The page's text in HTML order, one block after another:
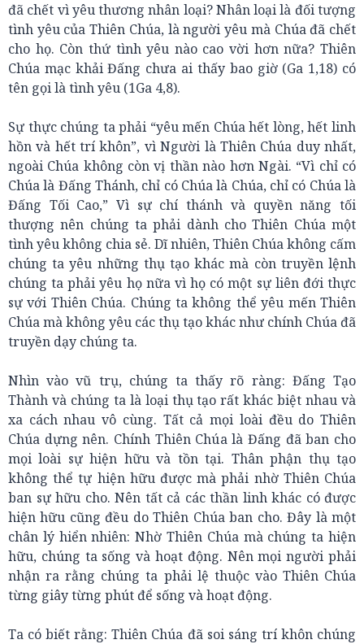
đã chết vì yêu thương nhân loại? Nhân loại là đối tượng
tình yêu của Thiên Chúa, là người yêu mà Chúa đã chết
cho họ. Còn thứ tình yêu nào cao vời hơn nữa? Thiên
Chúa mạc khải Đấng chưa ai thấy bao giờ (Ga 1,18) có
tên gọi là tình yêu (1Ga 4,8).
Sự thực chúng ta phải “yêu mến Chúa hết lòng, hết linh
hồn và hết trí khôn”, vì Người là Thiên Chúa duy nhất,
ngoài Chúa không còn vị thần nào hơn Ngài. “Vì chỉ có
Chúa là Đấng Thánh, chỉ có Chúa là Chúa, chỉ có Chúa là
Đấng Tối Cao,” Vì sự chí thánh và quyền năng tối
thượng nên chúng ta phải dành cho Thiên Chúa một
tình yêu không chia sẻ. Dĩ nhiên, Thiên Chúa không cấm
chúng ta yêu những thụ tạo khác mà còn truyền lệnh
chúng ta phải yêu họ nữa vì họ có một sự liên đới thực
sự với Thiên Chúa. Chúng ta không thể yêu mến Thiên
Chúa mà không yêu các thụ tạo khác như chính Chúa đã
truyền dạy chúng ta.
Nhìn vào vũ trụ, chúng ta thấy rõ ràng: Đấng Tạo
Thành và chúng ta là loại thụ tạo rất khác biệt nhau và
xa cách nhau vô cùng. Tất cả mọi loài đều do Thiên
Chúa dựng nên. Chính Thiên Chúa là Đấng đã ban cho
mọi loài sự hiện hữu và tồn tại. Thân phận thụ tạo
không thể tự hiện hữu được mà phải nhờ Thiên Chúa
ban sự hữu cho. Nên tất cả các thần linh khác có được
hiện hữu cũng đều do Thiên Chúa ban cho. Đây là một
chân lý hiển nhiên: Nhờ Thiên Chúa mà chúng ta hiện
hữu, chúng ta sống và hoạt động. Nên mọi người phải
nhận ra rằng chúng ta phải lệ thuộc vào Thiên Chúa
từng giây từng phút để sống và hoạt động.
Ta có biết rằng: Thiên Chúa đã soi sáng trí khôn chúng